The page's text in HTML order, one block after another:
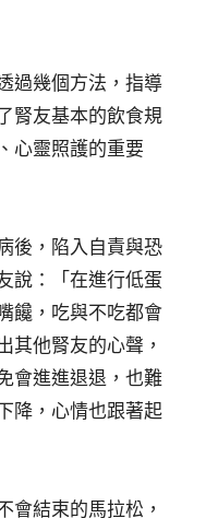
過幾個方法，指導
腎友基本的飲食規
心靈照護的重要
後，陷入自責與恐
說：「在進行低蛋
饞，吃與不吃都會
其他腎友的心聲，
會進進退退，也難
降，心情也跟著起
會結束的馬拉松，